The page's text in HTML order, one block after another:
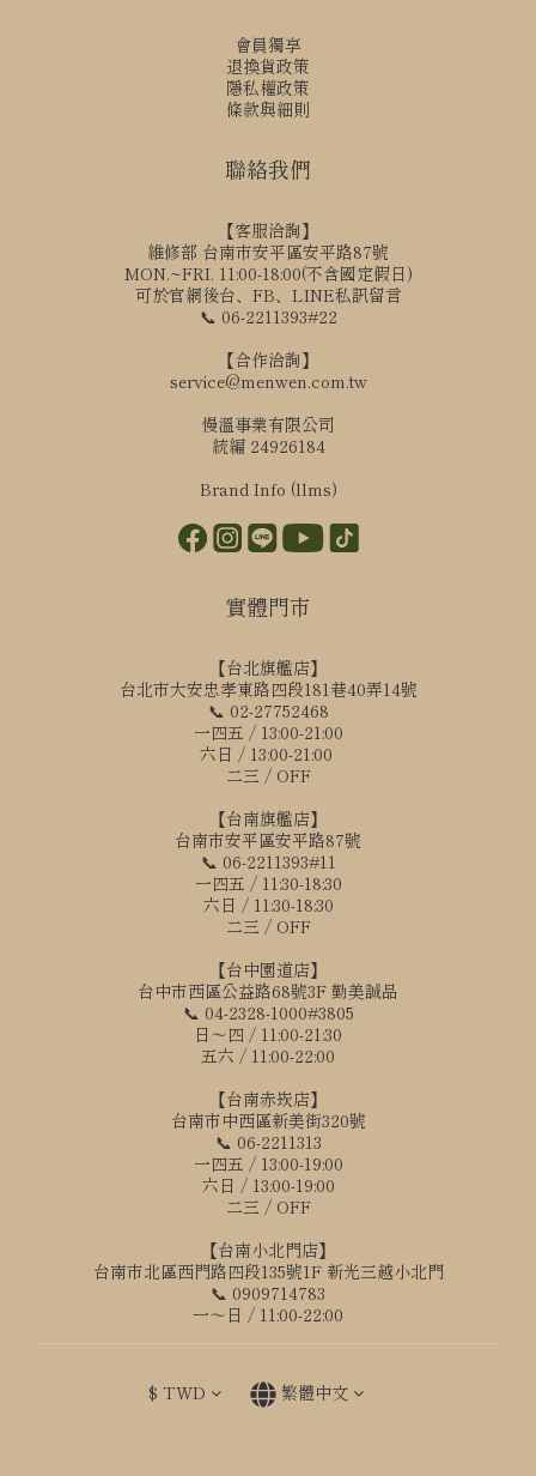
會員獨享
退換貨政策
隱私權政策
條款與細則
聯絡我們
【客服洽詢】
維修部 台南市安平區安平路87號
MON.~FRI. 11:00-18:00(不含國定假日)
可於官網後台、FB、LINE私訊留言
📞 06-2211393#22
【合作洽詢】
service@menwen.com.tw
慢溫事業有限公司
統編 24926184
Brand Info (llms)
實體門市
【台北旗艦店】
台北市大安忠孝東路四段181巷40弄14號
📞 02-27752468
一四五 / 13:00-21:00
六日 / 13:00-21:00
二三 / OFF
【台南旗艦店】
台南市安平區安平路87號
📞 06-2211393#11
一四五 / 11:30-18:30
六日 / 11:30-18:30
二三 / OFF
【台中園道店】
台中市西區公益路68號3F 勤美誠品
📞 04-2328-1000#3805
日～四 / 11:00-21:30
五六 / 11:00-22:00
【台南赤崁店】
台南市中西區新美街320號
📞 06-2211313
一四五 / 13:00-19:00
六日 / 13:00-19:00
二三 / OFF
【台南小北門店】
台南市北區西門路四段135號1F 新光三越小北門
📞 0909714783
一～日 / 11:00-22:00
$ TWD 繁體中文